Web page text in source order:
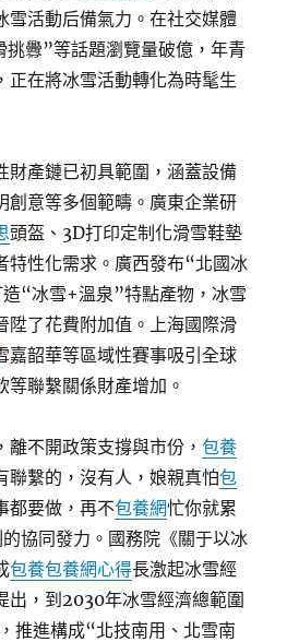
雪活動后備氣力。在社交媒體
釁”等話題瀏覽量破億，年青
正在將冰雪活動轉化為時髦生
財產鏈已初具範圍，涵蓋設備
創意等多個範疇。廣東企業研
頭盔、3D打印定制化滑雪鞋墊
特性化需求。廣西發布“北國冰
“冰雪+溫泉”特點產物，冰雪
陞了花費附加值。上海國際滑
嘉韶華等區域性賽事吸引全球
聯繫關係財產增加。
離不開政策支撐與市份，包養
聯繫的，沒有人，娘親真怕包
都要做，再不包養網忙你就累
的協同發力。國務院《關于以冰
包養包養網心得長激起冰雪經
出，到2030年冰雪經濟總範圍
推進構成“北技南用、北雪南